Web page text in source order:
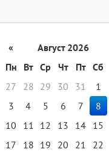
« Август 2026
Пн
Вт Ср Чт Пт Сб
27
28 29 30 31 1
3
4 5 6 7 8
10
11 12 13 14 15
17
18 19 20 21 22